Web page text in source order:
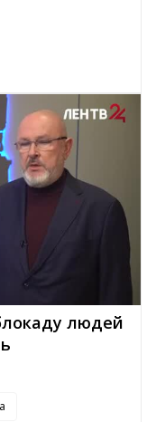
людей